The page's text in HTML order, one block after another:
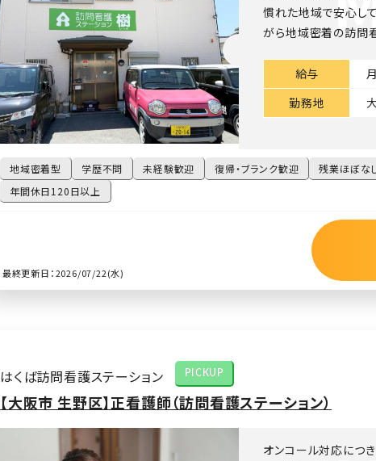
地域密着型 学歴不問 未経験歓迎 復帰・ブランク歓迎 残業ほぼな
年間休日120日以上
慣れた地域で安心し
がら地域密着の訪問
給与
勤務地
最終更新日：2026/07/22(水)
はくば訪問看護ステーション PICKUP
【大阪市 生野区】正看護師（訪問看護ステーション）
オンコール対応につ